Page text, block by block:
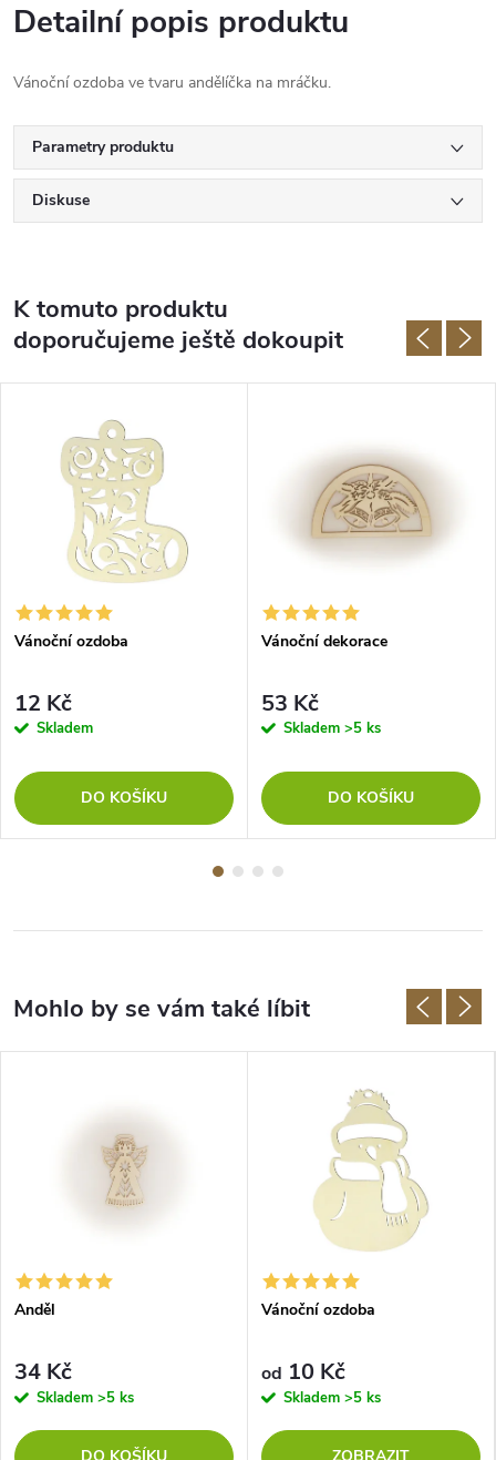
Detailní popis produktu
Vánoční ozdoba ve tvaru andělíčka na mráčku.
Parametry produktu
Diskuse
K tomuto produktu
doporučujeme ještě dokoupit
Vánoční ozdoba
12 Kč
Skladem
DO KOŠÍKU
Vánoční dekorace
53 Kč
Skladem >5 ks
DO KOŠÍKU
Anděl
34 Kč
Skladem >5 ks
DO KOŠÍKU
Vánoční ozdoba
od 10 Kč
Skladem >5 ks
ZOBRAZIT